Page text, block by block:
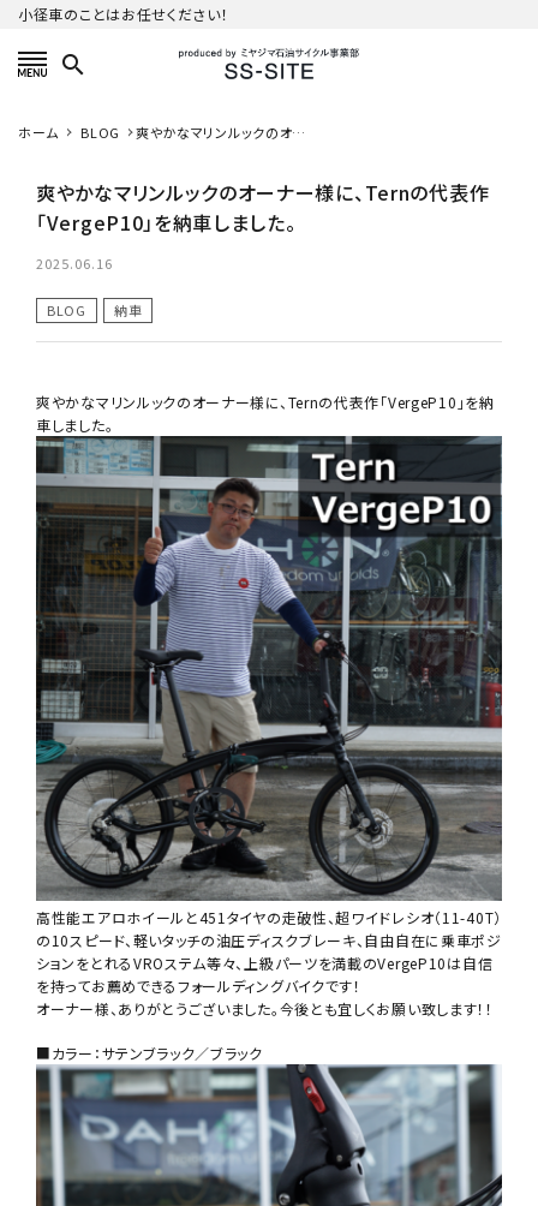
小径車のことはお任せください！
search
カテゴリーから探す
ご利用ガイド
プライバシーポリシー
特定商取引法について
ホーム BLOG
爽やかなマリンルックのオー
爽やかなマリンルックのオーナー様に、Ternの代表作
「VergeP10」を納車しました。
2025.06.16
BLOG 納車
爽やかなマリンルックのオーナー様に、Ternの代表作「VergeP10」を納
車しました。
高性能エアロホイールと451タイヤの走破性、超ワイドレシオ（11-40T）
の10スピード、軽いタッチの油圧ディスクブレーキ、自由自在に乗車ポジ
ションをとれるVROステム等々、上級パーツを満載のVergeP10は自信
を持ってお薦めできるフォールディングバイクです！
オーナー様、ありがとうございました。今後とも宜しくお願い致します！！
■カラー：サテンブラック／ブラック